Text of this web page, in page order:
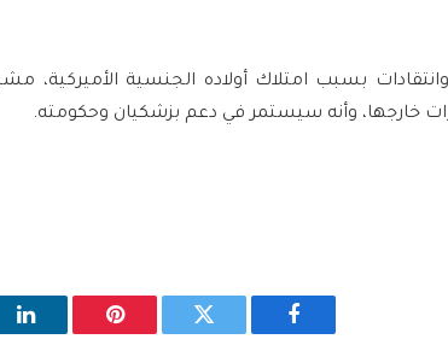
بسبب امتلاك أولاده الجنسية الأميركية،
خارجها، وأنه سيستمر في دعم بزشكيان وحكومته.
فيسبوك تويتر بينتيريست